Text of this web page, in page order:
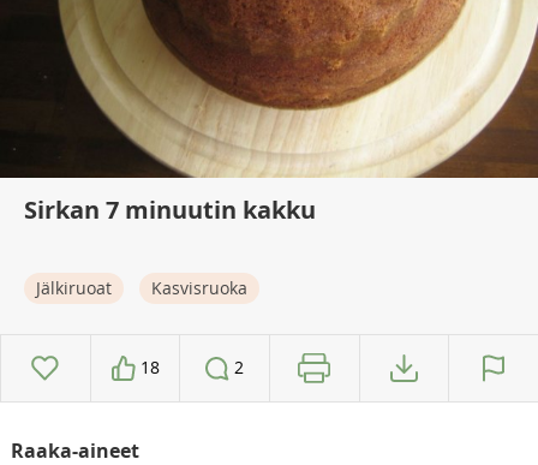
Sirkan 7 minuutin kakku
Jälkiruoat Kasvisruoka
18 2
Raaka-aineet